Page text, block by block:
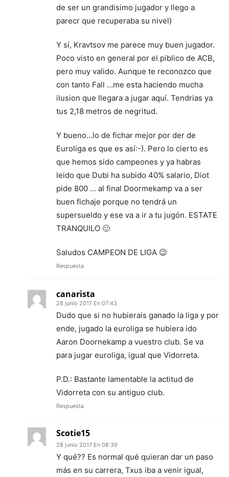
de ser un grandisimo jugador y llego a
parecr que recuperaba su nivel)
Y sí, Kravtsov me parece muy buen jugador.
Poco visto en general por el piblico de ACB,
pero muy valido. Aunque te reconozco que
con tanto Fall …me esta haciendo mucha
ilusion que llegara a jugar aquí. Tendrias ya
tus 2,18 metros de negritud.
Y bueno…lo de fichar mejor por der de
Euroliga es que es así:-). Pero lo cierto es
que hemos sido campeones y ya habras
leido que Dubi ha subido 40% salario, Diot
pide 800 … al final Doormekamp va a ser
buen fichaje porque no tendrá un
supersueldo y ese va a ir a tu jugón. ESTATE
TRANQUILO 🙂
Saludos CAMPEON DE LIGA 😉
Respuesta
canarista
28 junio 2017 En 07:43
Dudo que si no hubierais ganado la liga y por
ende, jugado la euroliga se hubiera ido
Aaron Doornekamp a vuestro club. Se va
para jugar euroliga, igual que Vidorreta.
P.D.: Bastante lamentable la actitud de
Vidorreta con su antiguo club.
Respuesta
Scotie15
28 junio 2017 En 08:39
Y qué?? Es normal qué quieran dar un paso
más en su carrera, Txus iba a venir igual,